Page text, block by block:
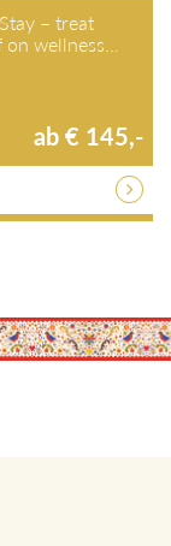
– treat
wellness…
ab € 145,-